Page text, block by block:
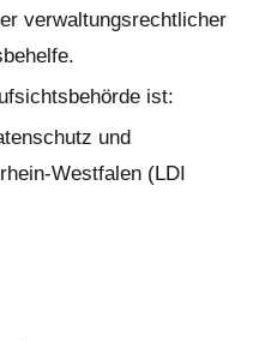
verwaltungsrechtlicher
ist:
und
Westfalen (LDI